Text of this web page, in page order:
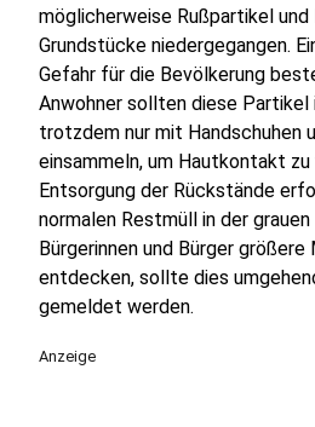
möglicherweise Rußpartikel
Grundstücke niedergegangen.
Gefahr für die Bevölkerung
Anwohner sollten diese Partikel
trotzdem nur mit Handschuhen
einsammeln, um Hautkontakt zu
Entsorgung der Rückstände
normalen Restmüll in der grauen
Bürgerinnen und Bürger
entdecken, sollte dies
gemeldet werden.
Anzeige